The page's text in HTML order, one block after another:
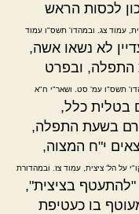
לכסות הראש
עמוד צג. ובמהדו' תשס"ו עמוד
לא נשאו אשה,
התפלה, ובפרט
תשס"ו עמ' סט. ושאר"י ח"א
בטלית כלל,
בשעת התפלה,
י"ח המצוה,
על הל' ציצית, עמוד צז. ובמהדורת
בציצית",
בו כעטיפת